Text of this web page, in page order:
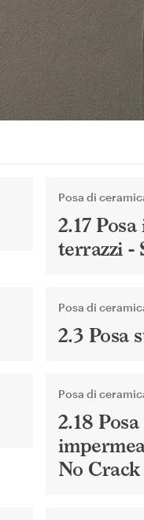
Posa di
2.17
terrazzi -
Posa di
2.3 Posa
Posa di
2.18
No Crack